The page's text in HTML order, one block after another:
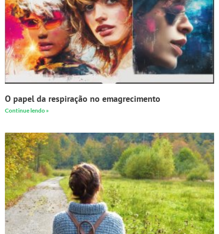
O papel da respiração no emagrecimento
Continue lendo »